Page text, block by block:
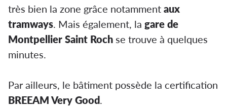
très bien la zone grâce notamment aux
tramways. Mais également, la gare de
Montpellier Saint Roch se trouve à quelques
minutes.
Par ailleurs, le bâtiment possède la certification
BREEAM Very Good.